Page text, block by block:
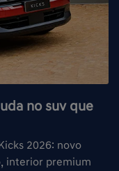
no suv que
2026: novo
interior premium